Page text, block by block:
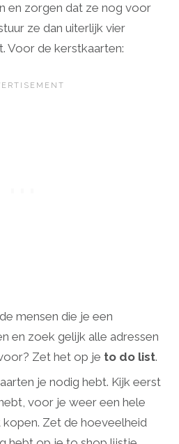
en zorgen dat ze nog voor
ze dan uiterlijk vier
Voor de kerstkaarten:
mensen die je een
en zoek gelijk alle adressen
Zet het op je to do list.
je nodig hebt. Kijk eerst
voor je weer een hele
kopen. Zet de hoeveelheid